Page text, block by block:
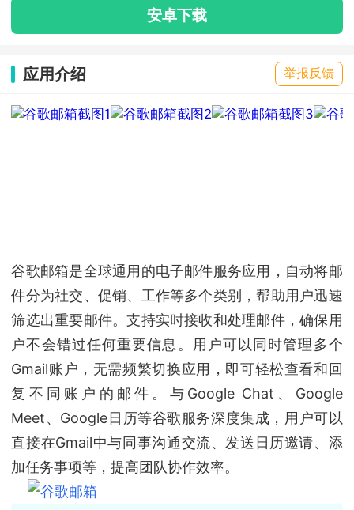
安卓下载
应用介绍 举报反馈
谷歌邮箱是全球通用的电子邮件服务应用，自动将邮
件分为社交、促销、工作等多个类别，帮助用户迅速
筛选出重要邮件。支持实时接收和处理邮件，确保用
户不会错过任何重要信息。用户可以同时管理多个
Gmail账户，无需频繁切换应用，即可轻松查看和回
复不同账户的邮件。与Google Chat、Google
Meet、Google日历等谷歌服务深度集成，用户可以
直接在Gmail中与同事沟通交流、发送日历邀请、添
加任务事项等，提高团队协作效率。